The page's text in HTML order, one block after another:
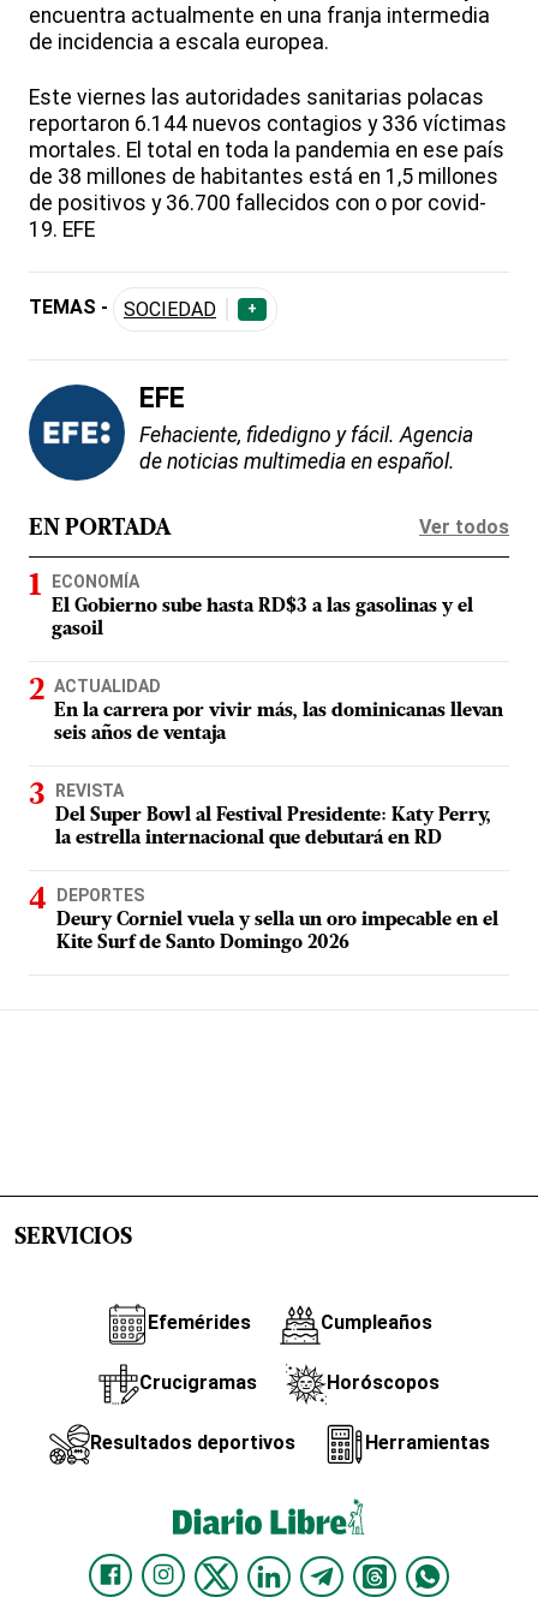
encuentra actualmente en una franja intermedia
de incidencia a escala europea.
Este viernes las autoridades sanitarias polacas
reportaron 6.144 nuevos contagios y 336 víctimas
mortales. El total en toda la pandemia en ese país
de 38 millones de habitantes está en 1,5 millones
de positivos y 36.700 fallecidos con o por covid-
19. EFE
TEMAS - SOCIEDAD +
EFE
Fehaciente, fidedigno y fácil. Agencia
de noticias multimedia en español.
EN PORTADA Ver todos
ECONOMÍA
El Gobierno sube hasta RD$3 a las gasolinas y el
gasoil
ACTUALIDAD
En la carrera por vivir más, las dominicanas llevan
seis años de ventaja
REVISTA
Del Super Bowl al Festival Presidente: Katy Perry,
la estrella internacional que debutará en RD
DEPORTES
Deury Corniel vuela y sella un oro impecable en el
Kite Surf de Santo Domingo 2026
SERVICIOS
Efemérides Cumpleaños
Crucigramas Horóscopos
Resultados deportivos Herramientas